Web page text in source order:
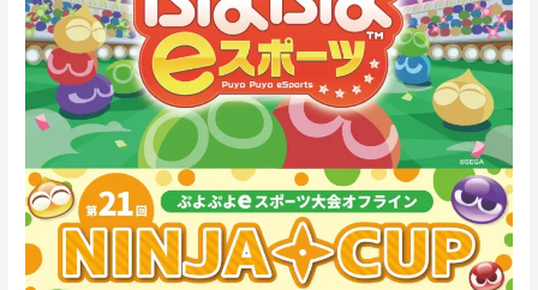
CUP
ぷ
よ
ぷ
よ
ス
ポ
ー
ツ
大